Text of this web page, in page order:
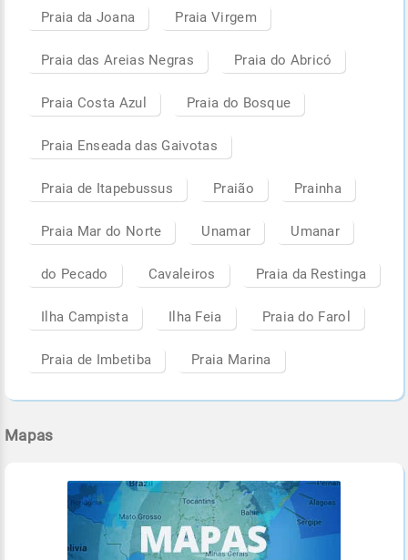
Praia da Joana Praia Virgem
Praia das Areias Negras Praia do Abricó
Praia Costa Azul Praia do Bosque
Praia Enseada das Gaivotas
Praia de Itapebussus Praião Prainha
Praia Mar do Norte Unamar Umanar
do Pecado Cavaleiros Praia da Restinga
Ilha Campista Ilha Feia Praia do Farol
Praia de Imbetiba Praia Marina
Mapas